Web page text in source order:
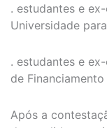
. estudantes e
Universidade
. estudantes e
de
Após a